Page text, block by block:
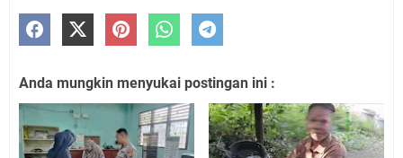
Anda mungkin menyukai postingan ini :